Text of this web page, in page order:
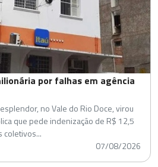
por falhas em agência
no Vale do Rio Doce, virou
que pede indenização de R$ 12,5
coletivos...
07/08/2026